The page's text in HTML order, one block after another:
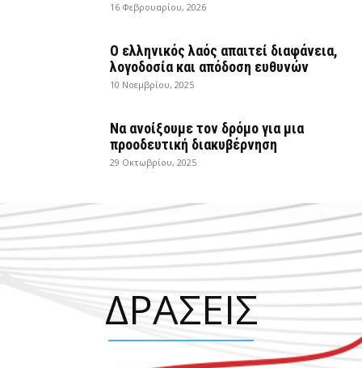
16 Φεβρουαρίου, 2026
Ο ελληνικός λαός απαιτεί διαφάνεια,
λογοδοσία και απόδοση ευθυνών
10 Νοεμβρίου, 2025
Να ανοίξουμε τον δρόμο για μια
προοδευτική διακυβέρνηση
29 Οκτωβρίου, 2025
ΔΡΑΣΕΙΣ